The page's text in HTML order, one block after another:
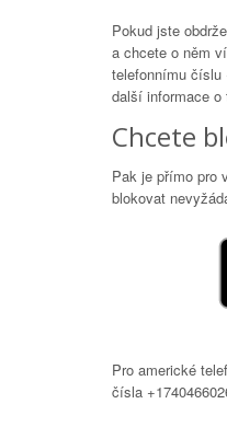
Pokud jste
a chcete o něm
telefonnímu číslu
další informace
Chcete
Pak je přímo pro
blokovat
Pro americké
čísla